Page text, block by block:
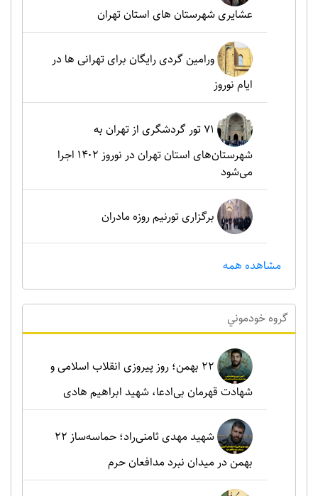
عشایری شهرستان های استان تهران
ورامین گردی رایگان برای تهرانی ها در
ایام نوروز
۷۱ تور گردشگری از تهران به
شهرستان‌های استان تهران در نوروز ۱۴۰۲ اجرا
می‌شود
برگزاری تورنیم روزه مادران
مشاهده همه
گروه خودموني
۲۲ بهمن؛ روز پیروزی انقلاب اسلامی و
شهادت قهرمان بی‌ادعا، شهید ابراهیم هادی
شهید مهدی ثامنی‌راد؛ حماسه‌ساز ۲۲
بهمن در میدان نبرد مدافعان حرم